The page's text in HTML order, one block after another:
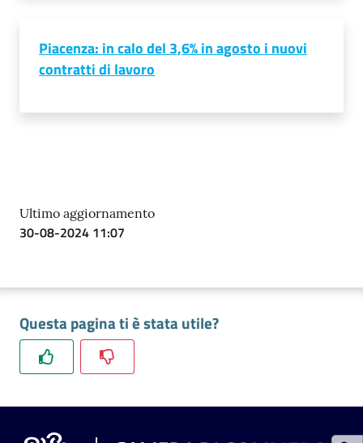
on line
Pagamenti
su
Piacenza: in calo del 3,6% in agosto i nuovi
contratti di lavoro
Ultimo aggiornamento
30-08-2024 11:07
Questa pagina ti è stata utile?